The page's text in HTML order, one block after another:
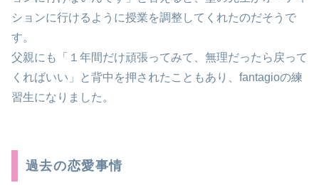
ションに行けるように授業を調整してくれたのだそうで
す。
父親にも「１年間だけ頑張ってみて、無理だったら戻って
くればいい」と背中を押されたこともあり、fantagioの練
習生になりました。
過去の恋愛事情